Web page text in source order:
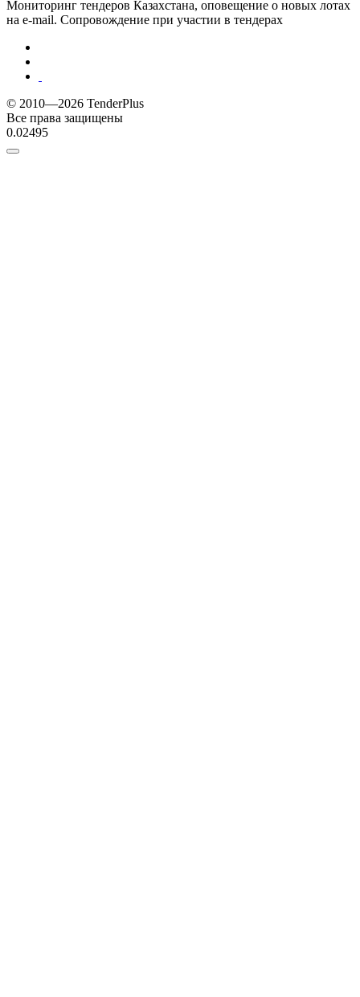
Мониторинг тендеров Казахстана, оповещение о новых лотах
на e-mail. Сопровождение при участии в тендерах
© 2010—2026 TenderPlus
Все права защищены
0.02495